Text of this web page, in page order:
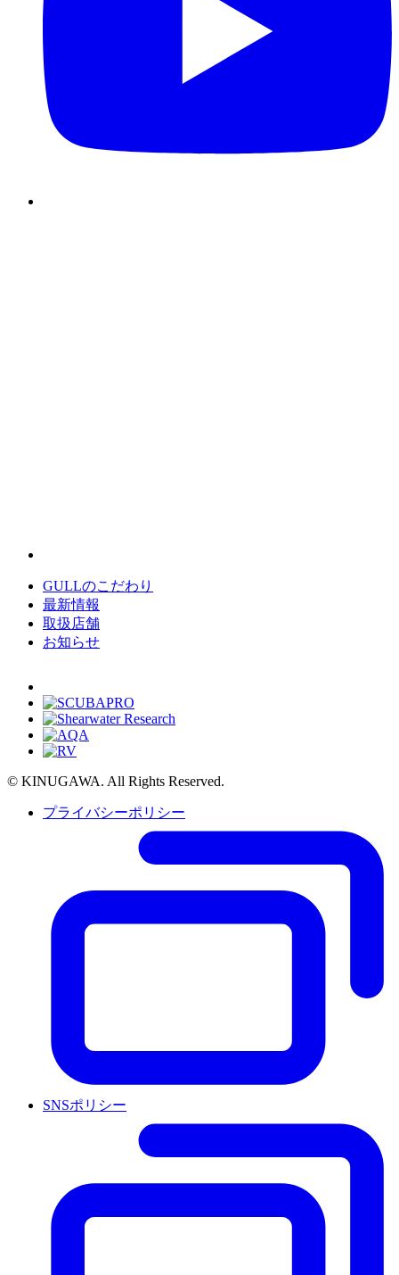
GULLのこだわり
最新情報
取扱店舗
お知らせ
© KINUGAWA. All Rights Reserved.
プライバシーポリシー
SNSポリシー